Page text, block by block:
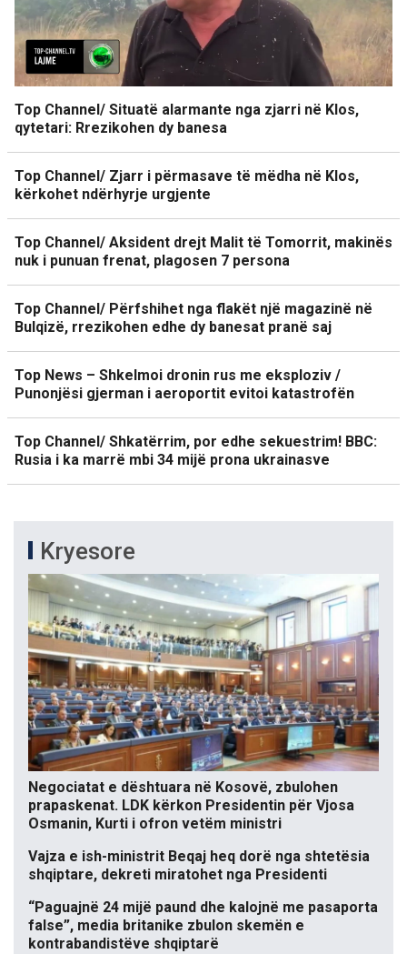
Top Channel/ Situatë alarmante nga zjarri në Klos,
qytetari: Rrezikohen dy banesa
Top Channel/ Zjarr i përmasave të mëdha në Klos,
kërkohet ndërhyrje urgjente
Top Channel/ Aksident drejt Malit të Tomorrit, makinës
nuk i punuan frenat, plagosen 7 persona
Top Channel/ Përfshihet nga flakët një magazinë në
Bulqizë, rrezikohen edhe dy banesat pranë saj
Top News – Shkelmoi dronin rus me eksploziv /
Punonjësi gjerman i aeroportit evitoi katastrofën
Top Channel/ Shkatërrim, por edhe sekuestrim! BBC:
Rusia i ka marrë mbi 34 mijë prona ukrainasve
Kryesore
Negociatat e dështuara në Kosovë, zbulohen
prapaskenat. LDK kërkon Presidentin për Vjosa
Osmanin, Kurti i ofron vetëm ministri
Vajza e ish-ministrit Beqaj heq dorë nga shtetësia
shqiptare, dekreti miratohet nga Presidenti
“Paguajnë 24 mijë paund dhe kalojnë me pasaporta
false”, media britanike zbulon skemën e
kontrabandistëve shqiptarë